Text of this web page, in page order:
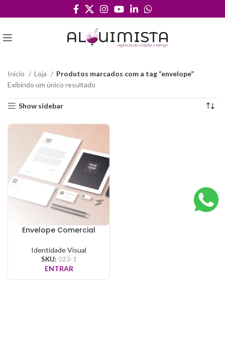
Início Loja
Produtos marcados com a tag “envelope”
Exibindo um único resultado
Show sidebar
Envelope Comercial
Identidade Visual
SKU: 023-1
ENTRAR